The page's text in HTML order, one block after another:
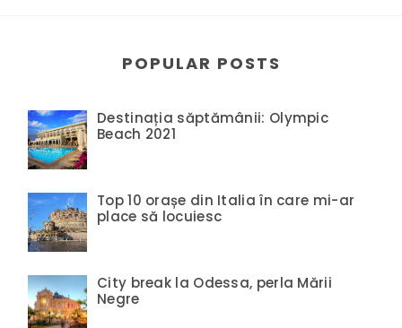
POPULAR POSTS
Destinația săptămânii: Olympic
Beach 2021
Top 10 orașe din Italia în care mi-ar
place să locuiesc
City break la Odessa, perla Mării
Negre